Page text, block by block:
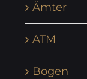
Ämter
ATM
Bogen